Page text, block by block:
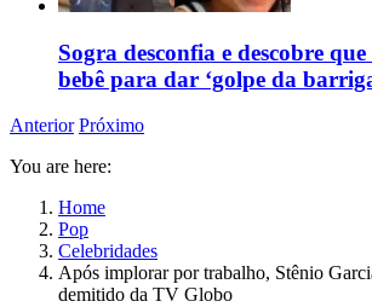
Sogra desconfia e descobre
bebê para dar ‘golpe da
Anterior Próximo
You are here:
Home
Pop
Celebridades
Após implorar por trabalho, Stênio
demitido da TV Globo